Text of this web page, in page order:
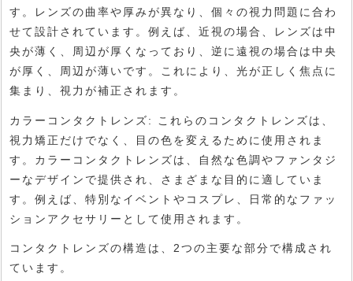
す。レンズの曲率や厚みが異なり、個々の視力問題に合わ
せて設計されています。例えば、近視の場合、レンズは中
央が薄く、周辺が厚くなっており、逆に遠視の場合は中央
が厚く、周辺が薄いです。これにより、光が正しく焦点に
集まり、視力が補正されます。
カラーコンタクトレンズ: これらのコンタクトレンズは、
視力矯正だけでなく、目の色を変えるために使用されま
す。カラーコンタクトレンズは、自然な色調やファンタジ
ーなデザインで提供され、さまざまな目的に適していま
す。例えば、特別なイベントやコスプレ、日常的なファッ
ションアクセサリーとして使用されます。
コンタクトレンズの構造は、2つの主要な部分で構成され
ています。